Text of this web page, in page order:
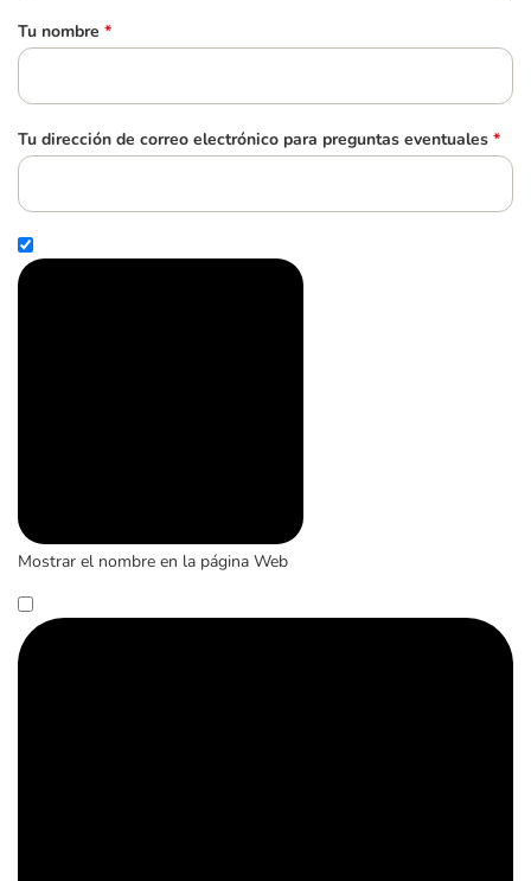
Tu nombre *
Tu dirección de correo electrónico para preguntas eventuales *
Mostrar el nombre en la página Web